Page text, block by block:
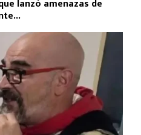
lanzó amenazas de